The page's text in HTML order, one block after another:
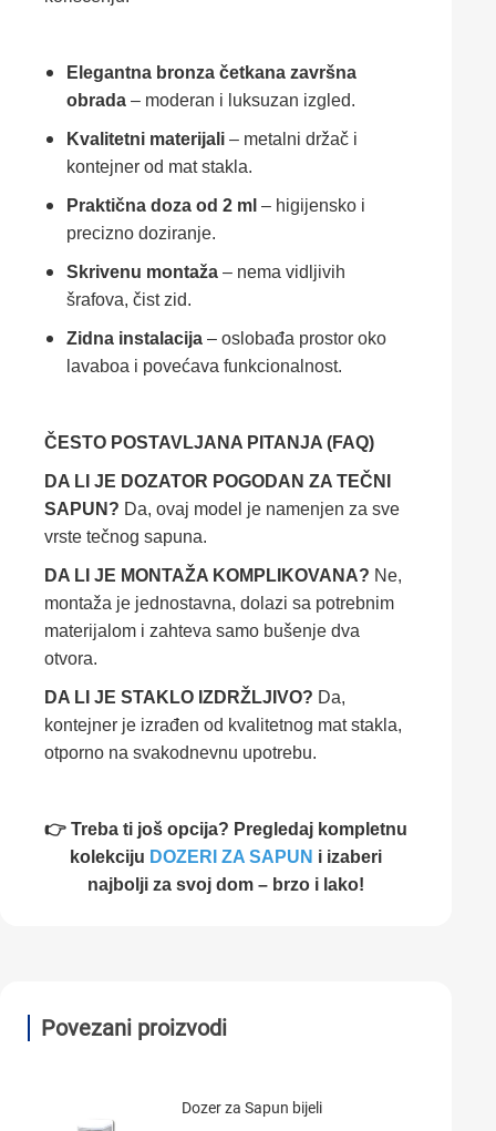
Elegantna bronza četkana završna
obrada – moderan i luksuzan izgled.
Kvalitetni materijali – metalni držač i
kontejner od mat stakla.
Praktična doza od 2 ml – higijensko i
precizno doziranje.
Skrivenu montaža – nema vidljivih
šrafova, čist zid.
Zidna instalacija – oslobađa prostor oko
lavaboa i povećava funkcionalnost.
ČESTO POSTAVLJANA PITANJA (FAQ)
DA LI JE DOZATOR POGODAN ZA TEČNI
SAPUN? Da, ovaj model je namenjen za sve
vrste tečnog sapuna.
DA LI JE MONTAŽA KOMPLIKOVANA? Ne,
montaža je jednostavna, dolazi sa potrebnim
materijalom i zahteva samo bušenje dva
otvora.
DA LI JE STAKLO IZDRŽLJIVO? Da,
kontejner je izrađen od kvalitetnog mat stakla,
otporno na svakodnevnu upotrebu.
👉 Treba ti još opcija? Pregledaj kompletnu
kolekciju DOZERI ZA SAPUN i izaberi
najbolji za svoj dom – brzo i lako!
Povezani proizvodi
Dozer za Sapun bijeli